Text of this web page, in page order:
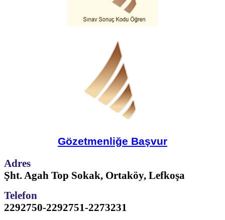
Gözetmenliğe Başvur
Adres
Şht. Agah Top Sokak, Ortaköy, Lefkoşa
Telefon
2292750-2292751-2273231